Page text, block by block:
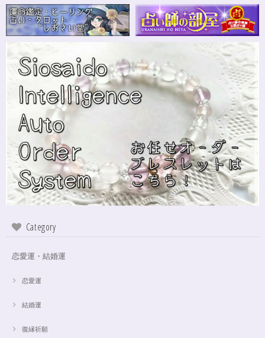
2024/11/25
ありました きれいな石をありがとうございます⭐︎
シンデレラのパワーストーンブレスレット「夢は希むもの」✨ブルーカルセドニー16cm
ステンレス→水晶変更
2024/10/24
本日無事に、到着しました！ ワクワクしながら開封しました(*^^*) とって
もキレイな色合いで、手に取るとほんのり温かく感じ元気になる気がしま
す！リボンのメッセージも大事にします(*^^*)まさかのお名前が(芸名なの
でしょうかね？^^)同じでびっくり♡嬉しいです♡ 次回は、オーダーをお願
いしてみたいなと思いました！
この度は、ご縁に感謝致します。 やはり、この色のアクアオーラに出会え
も、ずっーと見ていられますね。 素敵なブレスレットを、有難うございま
Category
恋愛運・結婚運
恋愛運
結婚運
復縁祈願